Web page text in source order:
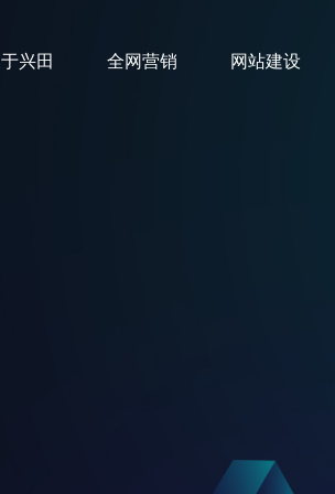
兴田 全网营销 网站建设